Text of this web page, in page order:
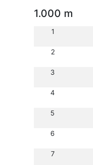
1.000 m
1
2
3
4
5
6
7